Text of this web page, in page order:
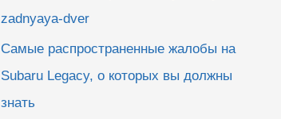
zadnyaya-dver
Самые распространенные жалобы на
Subaru Legacy, о которых вы должны
знать